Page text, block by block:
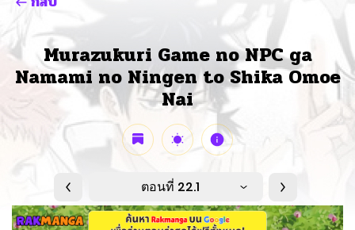
Murazukuri Game no NPC ga
Namami no Ningen to Shika Omoe
Nai
ตอนที่ 22.1